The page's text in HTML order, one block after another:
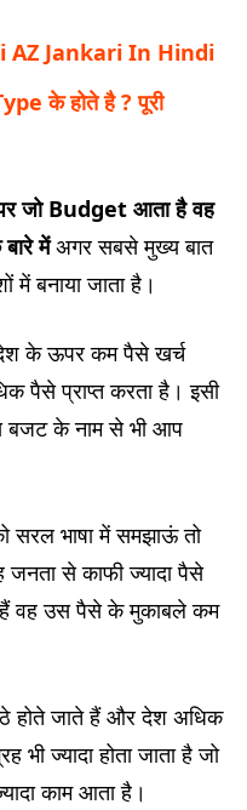
Jankari In Hindi
के होते है ? पूरी
जो Budget आता है वह
मेंअगर सबसे मुख्य बात
में बनाया जाता है।
के ऊपर कम पैसे खर्च
पैसे प्राप्त करता है। इसी
बजट के नाम से भी आप
भाषा में समझाऊं तो
जनता से काफी ज्यादा पैसे
हैं वह उस पैसे के मुकाबले कम
होते जाते हैं और देश अधिक
ज्यादा होता जाता है जो
काम आता है।